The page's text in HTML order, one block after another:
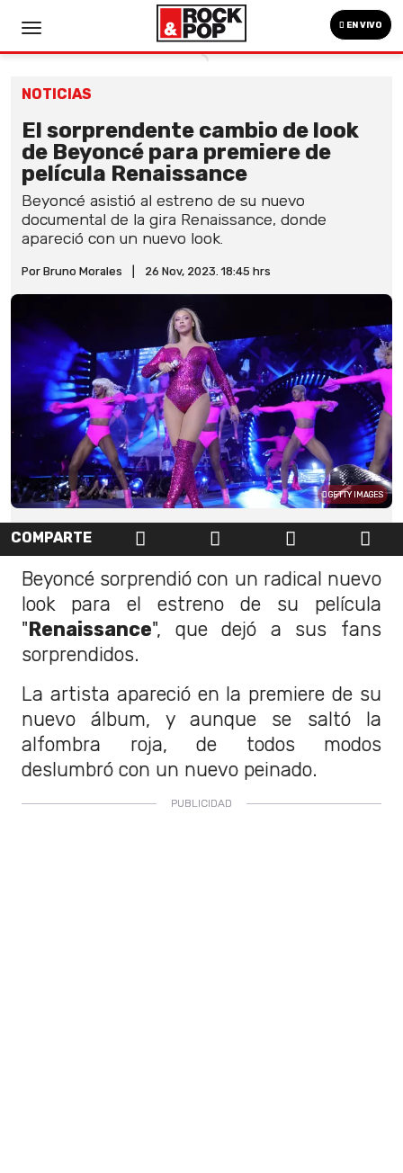
EN VIVO
NOTICIAS
El sorprendente cambio de look
de Beyoncé para premiere de
película Renaissance
Beyoncé asistió al estreno de su nuevo
documental de la gira Renaissance, donde
apareció con un nuevo look.
Por Bruno Morales 26 Nov, 2023. 18:45 hrs
GETTY IMAGES
COMPARTE
Beyoncé sorprendió con un radical nuevo
look para el estreno de su película
"Renaissance", que dejó a sus fans
sorprendidos.
La artista apareció en la premiere de su
nuevo álbum, y aunque se saltó la
alfombra roja, de todos modos
deslumbró con un nuevo peinado.